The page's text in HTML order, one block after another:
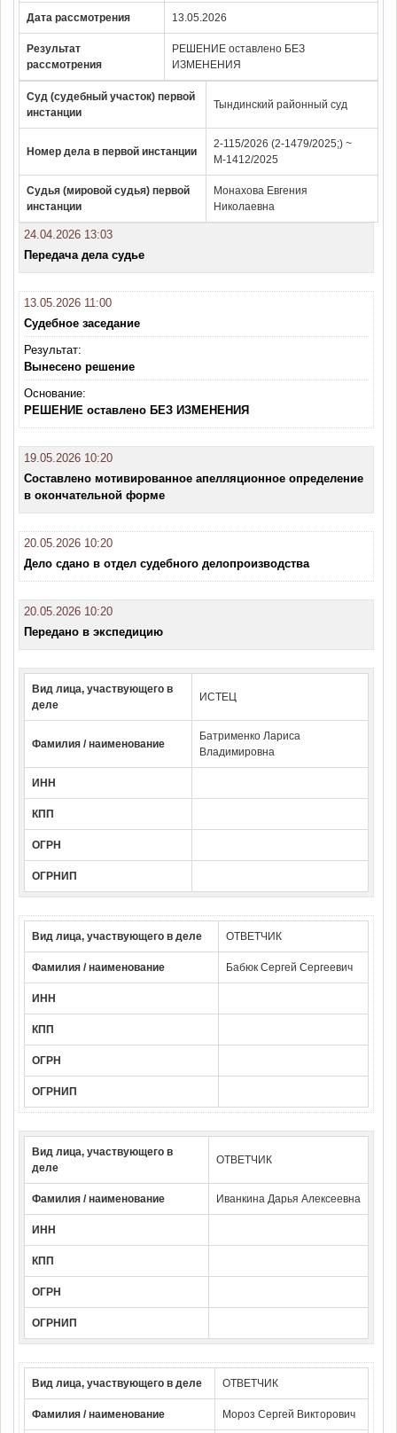
Дата рассмотрения 13.05.2026
Результат
рассмотрения
РЕШЕНИЕ оставлено БЕЗ
ИЗМЕНЕНИЯ
Суд (судебный участок) первой
инстанции
Тындинский районный суд
Номер дела в первой инстанции
2-115/2026 (2-1479/2025;) ~
М-1412/2025
Судья (мировой судья) первой
инстанции
Монахова Евгения
Николаевна
24.04.2026 13:03
Передача дела судье
13.05.2026 11:00
Судебное заседание
Результат:
Вынесено решение
Основание:
РЕШЕНИЕ оставлено БЕЗ ИЗМЕНЕНИЯ
19.05.2026 10:20
Составлено мотивированное апелляционное определение
в окончательной форме
20.05.2026 10:20
Дело сдано в отдел судебного делопроизводства
20.05.2026 10:20
Передано в экспедицию
Вид лица, участвующего в
деле
ИСТЕЦ
Фамилия / наименование
Батрименко Лариса
Владимировна
ИНН
КПП
ОГРН
ОГРНИП
Вид лица, участвующего в деле ОТВЕТЧИК
Фамилия / наименование Бабюк Сергей Сергеевич
ИНН
КПП
ОГРН
ОГРНИП
Вид лица, участвующего в
деле
ОТВЕТЧИК
Фамилия / наименование Иванкина Дарья Алексеевна
ИНН
КПП
ОГРН
ОГРНИП
Вид лица, участвующего в деле ОТВЕТЧИК
Фамилия / наименование Мороз Сергей Викторович